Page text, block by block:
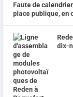
Faute de
place publique, en
dix-